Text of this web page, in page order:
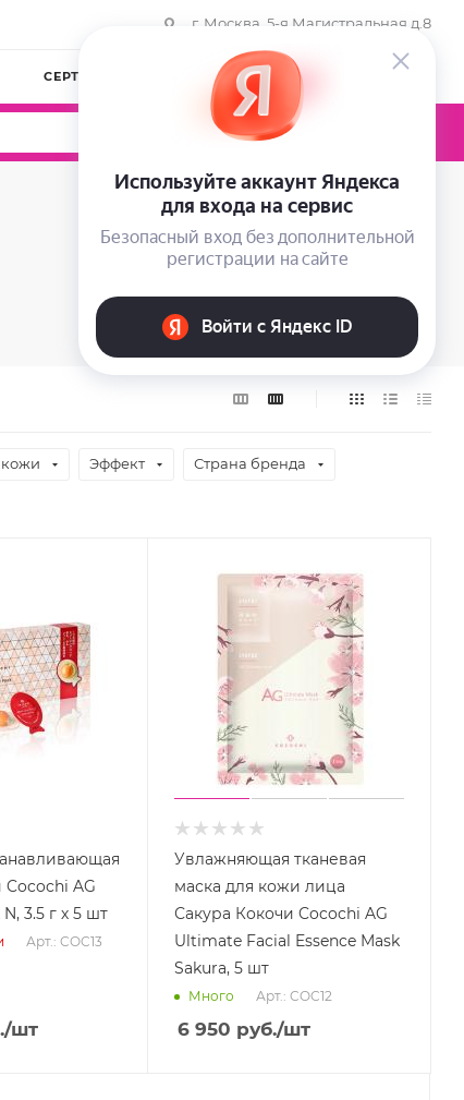
г. Москва, 5-я Магистральная д.8
СЕРТИФИКАТЫ КОМПАНИЯ
0
Эффект Страна бренда
Cocochi AG
3.5 г х 5 шт
Арт.: COC13
/шт
Увлажняющая тканевая
маска для кожи лица
Сакура Кокочи Cocochi AG
Ultimate Facial Essence Mask
Sakura, 5 шт
Много Арт.: COC12
6 950 руб./шт